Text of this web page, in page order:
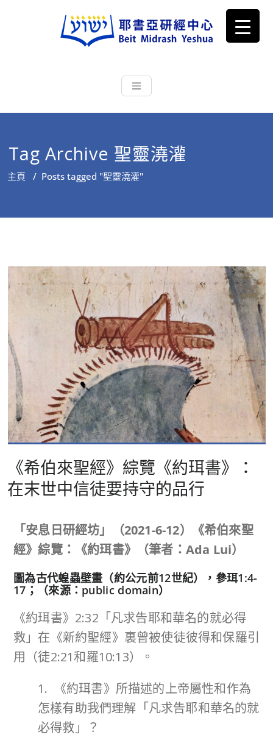
耶書亞研經中心
根源明白聖經，成為更好的門徒
Tag Archive 聖靈澆灌
主頁 / Posts tagged "聖靈澆灌"
《希伯來聖經》綜覽《約珥書》：
在末世中信徒要持守的品行
「安息日研經坊」（2021-6-12）《希伯來聖
經》綜覽：《約珥書》（筆者：Ada Lui）
圖為古代蝗蟲壁畫（約公元前12世紀），參珥1:4-
17；（來源：public domain）
《約珥書》2:32「凡求告耶和華名的就必得
救」在《新約聖經》裏曾被使徒彼得和保羅引
用（徒2:21和羅10:13）。
1. 《約珥書》所描述的上帝屬性和作為
怎樣有助我們理解「凡求告耶和華名的就
必得救」？